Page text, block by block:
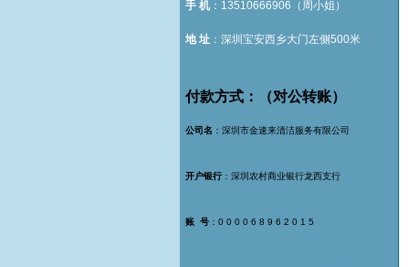
手 机 ：13510666906（周小姐）
地 址 ：深圳宝安西乡大门左侧500米
付款方式：（对公转账）
公司名 ：深圳市金速来清洁服务有限公司
开户银行 ：深圳农村商业银行龙西支行
账 号 ：0 0 0 0 6 8 9 6 2 0 1 5